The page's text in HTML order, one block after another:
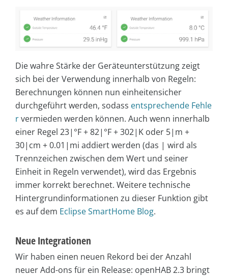
Die wahre Stärke der Geräteunterstützung zeigt
sich bei der Verwendung innerhalb von Regeln:
Berechnungen können nun einheitensicher
durchgeführt werden, sodass entsprechende Fehle
rvermieden werden können. Auch wenn innerhalb
einer Regel 23|°F + 82|°F + 302|K oder 5|m +
30|cm + 0.01|mi addiert werden (das | wird als
Trennzeichen zwischen dem Wert und seiner
Einheit in Regeln verwendet), wird das Ergebnis
immer korrekt berechnet. Weitere technische
Hintergrundinformationen zu dieser Funktion gibt
es auf dem Eclipse SmartHome Blog.
Neue Integrationen
Wir haben einen neuen Rekord bei der Anzahl
neuer Add-ons für ein Release: openHAB 2.3 bringt